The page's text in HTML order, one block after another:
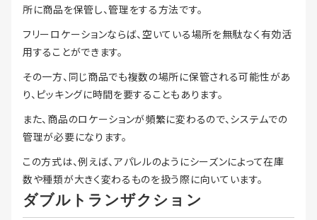
所に商品を保管し、管理をする方法です。
フリーロケーションならば、空いている場所を無駄なく有効活
用することができます。
その一方、同じ商品でも複数の場所に保管される可能性があ
り、ピッキングに時間を要することもあります。
また、商品のロケーションが頻繁に変わるので、システムでの
管理が必要になります。
この方式は、例えば、アパレルのようにシーズンによって在庫
数や種類が大きく変わるものを扱う際に向いています。
ダブルトランザクション